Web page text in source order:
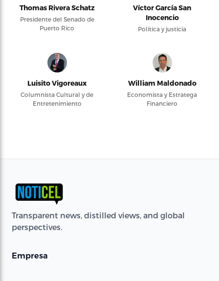
Thomas Rivera Schatz
Presidente del Senado de
Puerto Rico
Víctor García San
Inocencio
Política y justicia
Luisito Vigoreaux
Columnista Cultural y de
Entretenimiento
William Maldonado
Economista y Estratega
Financiero
Transparent news, distilled views, and global
perspectives.
Empresa